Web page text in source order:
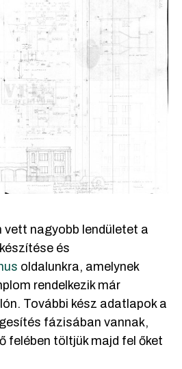
vett nagyobb lendületet a
és
oldalunkra, amelynek
rendelkezik már
További kész adatlapok a
fázisában vannak,
felében töltjük majd fel őket